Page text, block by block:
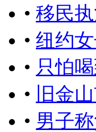
• 移民
• 纽约
• 只怕
•
旧金
• 男子